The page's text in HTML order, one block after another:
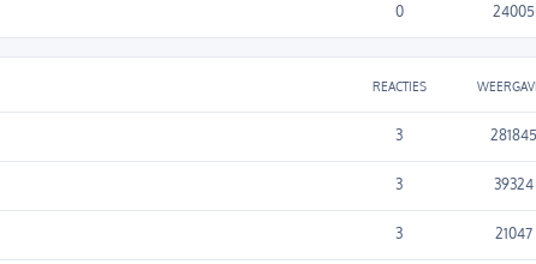
0 24005
REACTIES
3 281845
3 39324
3 21047